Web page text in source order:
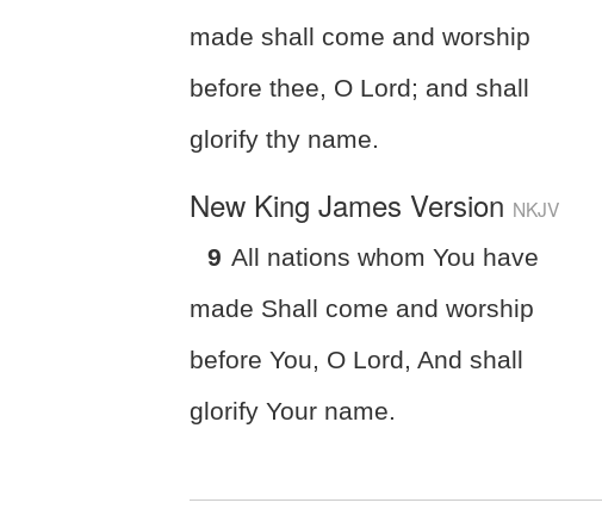
made shall come and worship
before thee, O Lord; and shall
glorify thy name.
New King James Version NKJV
9 All nations whom You have
made Shall come and worship
before You, O Lord, And shall
glorify Your name.